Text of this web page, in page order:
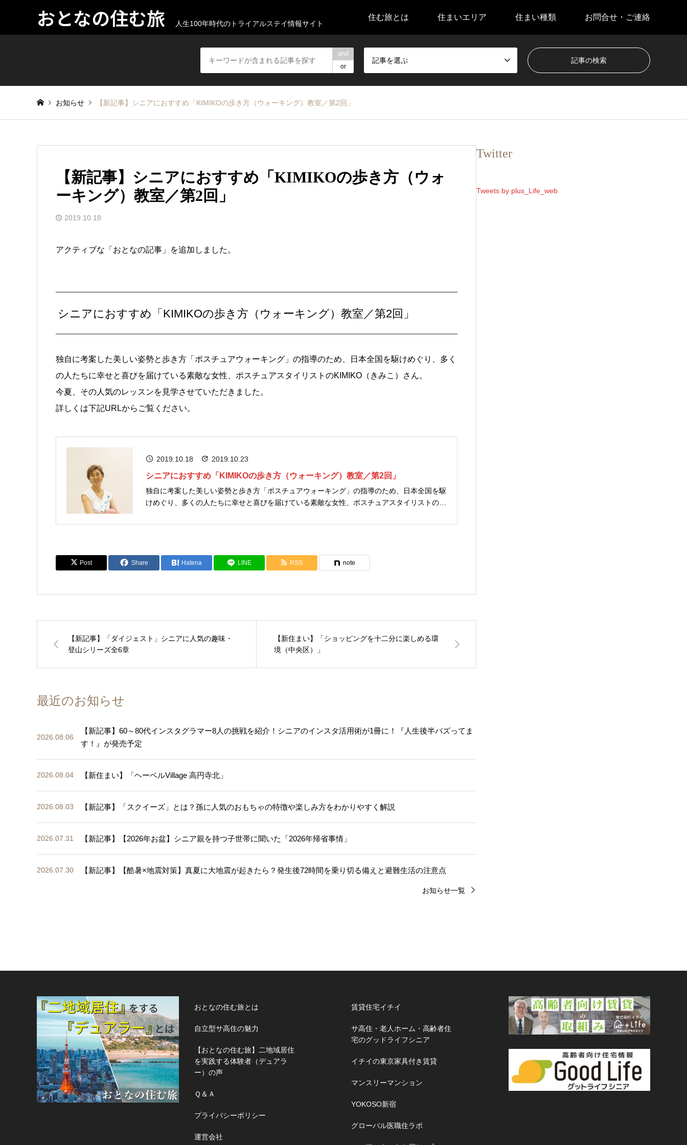
おとなの住む旅 人生100年時代のトライアルステイ情報サイト
住む旅とは 住まいエリア 住まい種類 お問合せ・ご連絡
and
or
記事を選ぶ
お知らせ 【新記事】シニアにおすすめ「KIMIKOの歩き方（ウォーキング）教室／第2回」
【新記事】シニアにおすすめ「KIMIKOの歩き方（ウォ
ーキング）教室／第2回」
2019.10.18
アクティブな「おとなの記事」を追加しました。
シニアにおすすめ「KIMIKOの歩き方（ウォーキング）教室／第2回」
独自に考案した美しい姿勢と歩き方「ポスチュアウォーキング」の指導のため、日本全国を駆けめぐり、多く
の人たちに幸せと喜びを届けている素敵な女性、ポスチュアスタイリストのKIMIKO（きみこ）さん。
今夏、その人気のレッスンを見学させていただきました。
詳しくは下記URLからご覧ください。
2019.10.18 2019.10.23
シニアにおすすめ「KIMIKOの歩き方（ウォーキング）教室／第2回」
独自に考案した美しい姿勢と歩き方「ポスチュアウォーキング」の指導のため、日本全国を駆
けめぐり、多くの人たちに幸せと喜びを届けている素敵な女性、ポスチュアスタイリストの
た。 KIMIKOさんのプロフィール...
Post Share Hatena LINE RSS note
【新記事】「ダイジェスト」シニアに人気の趣味・
登山シリーズ全6章
【新住まい】「ショッピングを十二分に楽しめる環
境（中央区）」
最近のお知らせ
2026.08.06
【新記事】60～80代インスタグラマー8人の挑戦を紹介！シニアのインスタ活用術が1冊に！『人生後半バズってま
す！』が発売予定
2026.08.04 【新住まい】「ヘーベルVillage 高円寺北」
2026.08.03 【新記事】「スクイーズ」とは？孫に人気のおもちゃの特徴や楽しみ方をわかりやすく解説
2026.07.31 【新記事】【2026年お盆】シニア親を持つ子世帯に聞いた「2026年帰省事情」
2026.07.30 【新記事】【酷暑×地震対策】真夏に大地震が起きたら？発生後72時間を乗り切る備えと避難生活の注意点
お知らせ一覧
Twitter
Tweets by plus_Life_web
おとなの住む旅とは
自立型サ高住の魅力
【おとなの住む旅】二地域居住
を実践する体験者（デュアラ
ー）の声
Ｑ＆Ａ
プライバシーポリシー
運営会社
賃貸住宅イチイ
サ高住・老人ホーム・高齢者住
宅のグッドライフシニア
イチイの東京家具付き賃貸
マンスリーマンション
YOKOSO新宿
グローバル医職住ラボ